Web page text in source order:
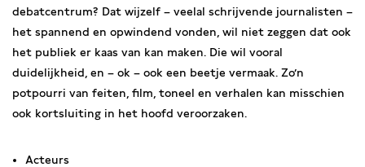
debatcentrum? Dat wijzelf – veelal schrijvende journalisten –
het spannend en opwindend vonden, wil niet zeggen dat ook
het publiek er kaas van kan maken. Die wil vooral
duidelijkheid, en – ok – ook een beetje vermaak. Zo’n
potpourri van feiten, film, toneel en verhalen kan misschien
ook kortsluiting in het hoofd veroorzaken.
Acteurs